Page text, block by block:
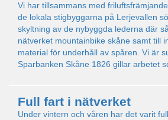
Vi har tillsammans med
de lokala stigbyggarna på Lerjevallen
skyltning av de nybyggda lederna där
nätverket mountainbike skåne samt till
material för underhåll av spåren. Vi är
Sparbanken Skåne 1826 gillar arbetet
Full fart i nätverket
Under vintern och våren har det varit